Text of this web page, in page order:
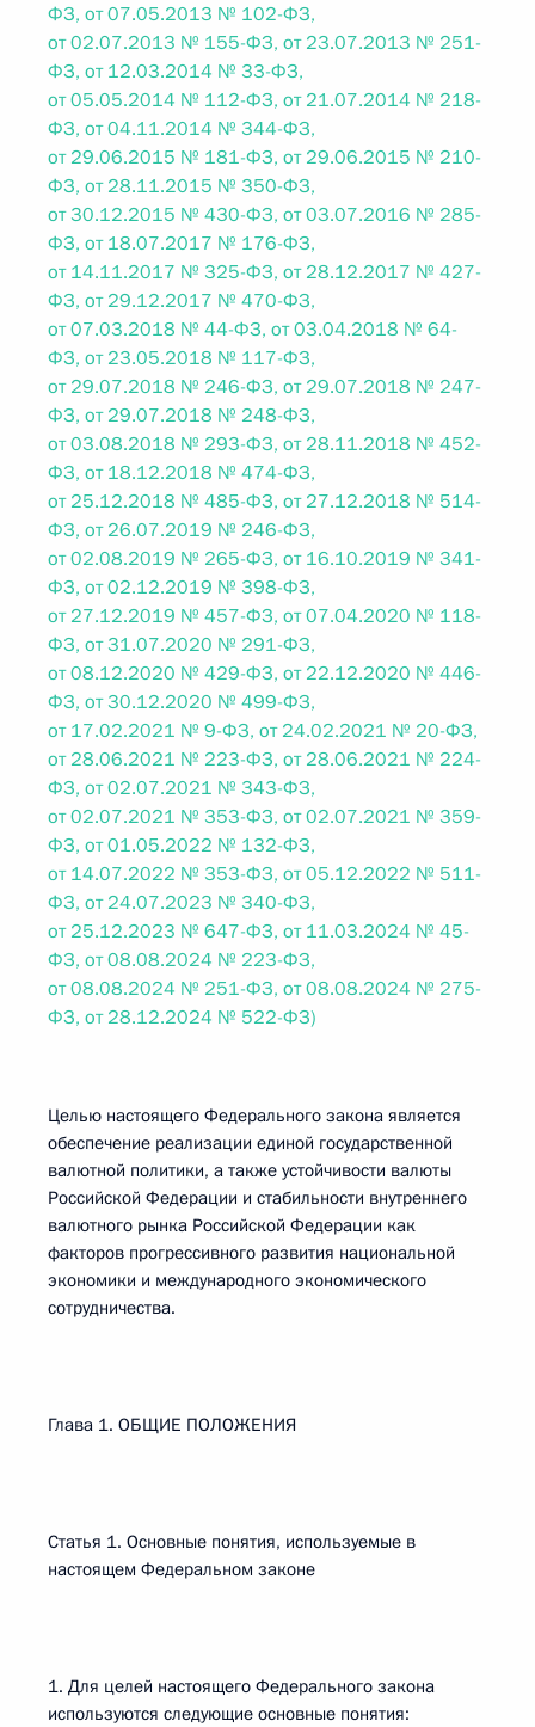
ФЗ, от 07.05.2013 № 102-ФЗ,
от 02.07.2013 № 155-ФЗ, от 23.07.2013 № 251-
ФЗ, от 12.03.2014 № 33-ФЗ,
от 05.05.2014 № 112-ФЗ, от 21.07.2014 № 218-
ФЗ, от 04.11.2014 № 344-ФЗ,
от 29.06.2015 № 181-ФЗ, от 29.06.2015 № 210-
ФЗ, от 28.11.2015 № 350-ФЗ,
от 30.12.2015 № 430-ФЗ, от 03.07.2016 № 285-
ФЗ, от 18.07.2017 № 176-ФЗ,
от 14.11.2017 № 325-ФЗ, от 28.12.2017 № 427-
ФЗ, от 29.12.2017 № 470-ФЗ,
от 07.03.2018 № 44-ФЗ, от 03.04.2018 № 64-
ФЗ, от 23.05.2018 № 117-ФЗ,
от 29.07.2018 № 246-ФЗ, от 29.07.2018 № 247-
ФЗ, от 29.07.2018 № 248-ФЗ,
от 03.08.2018 № 293-ФЗ, от 28.11.2018 № 452-
ФЗ, от 18.12.2018 № 474-ФЗ,
от 25.12.2018 № 485-ФЗ, от 27.12.2018 № 514-
ФЗ, от 26.07.2019 № 246-ФЗ,
от 02.08.2019 № 265-ФЗ, от 16.10.2019 № 341-
ФЗ, от 02.12.2019 № 398-ФЗ,
от 27.12.2019 № 457-ФЗ, от 07.04.2020 № 118-
ФЗ, от 31.07.2020 № 291-ФЗ,
от 08.12.2020 № 429-ФЗ, от 22.12.2020 № 446-
ФЗ, от 30.12.2020 № 499-ФЗ,
от 17.02.2021 № 9-ФЗ, от 24.02.2021 № 20-ФЗ,
от 28.06.2021 № 223-ФЗ, от 28.06.2021 № 224-
ФЗ, от 02.07.2021 № 343-ФЗ,
от 02.07.2021 № 353-ФЗ, от 02.07.2021 № 359-
ФЗ, от 01.05.2022 № 132-ФЗ,
от 14.07.2022 № 353-ФЗ, от 05.12.2022 № 511-
ФЗ, от 24.07.2023 № 340-ФЗ,
от 25.12.2023 № 647-ФЗ, от 11.03.2024 № 45-
ФЗ, от 08.08.2024 № 223-ФЗ,
от 08.08.2024 № 251-ФЗ, от 08.08.2024 № 275-
ФЗ, от 28.12.2024 № 522-ФЗ)
Целью настоящего Федерального закона является
обеспечение реализации единой государственной
валютной политики, а также устойчивости валюты
Российской Федерации и стабильности внутреннего
валютного рынка Российской Федерации как
факторов прогрессивного развития национальной
экономики и международного экономического
сотрудничества.
Глава 1. ОБЩИЕ ПОЛОЖЕНИЯ
Статья 1. Основные понятия, используемые в
настоящем Федеральном законе
1. Для целей настоящего Федерального закона
используются следующие основные понятия: